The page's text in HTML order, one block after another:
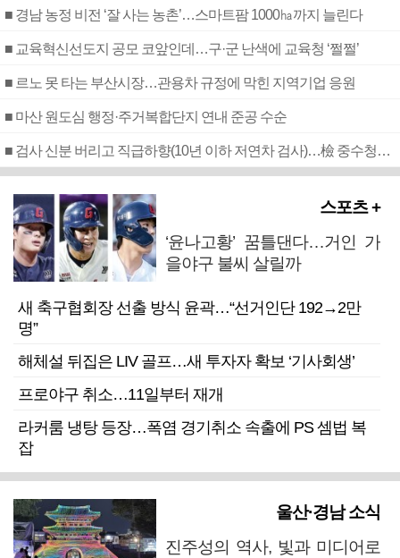
■ 경남 농정 비전 ‘잘 사는 농촌’…스마트팜 1000㏊까지 늘린다
■ 교육혁신선도지 공모 코앞인데…구·군 난색에 교육청 ‘쩔쩔’
■ 르노 못 타는 부산시장…관용차 규정에 막힌 지역기업 응원
■ 마산 원도심 행정·주거복합단지 연내 준공 수순
■ 검사 신분 버리고 직급하향(10년 이하 저연차 검사)…檢 중수청행 기피
스포츠 +
‘윤나고황’ 꿈틀댄다…거인 가
을야구 불씨 살릴까
새 축구협회장 선출 방식 윤곽…“선거인단 192→2만
명”
해체설 뒤집은 LIV 골프…새 투자자 확보 ‘기사회생’
프로야구 취소…11일부터 재개
라커룸 냉탕 등장…폭염 경기취소 속출에 PS 셈법 복
잡
울산·경남 소식
진주성의 역사, 빛과 미디어로